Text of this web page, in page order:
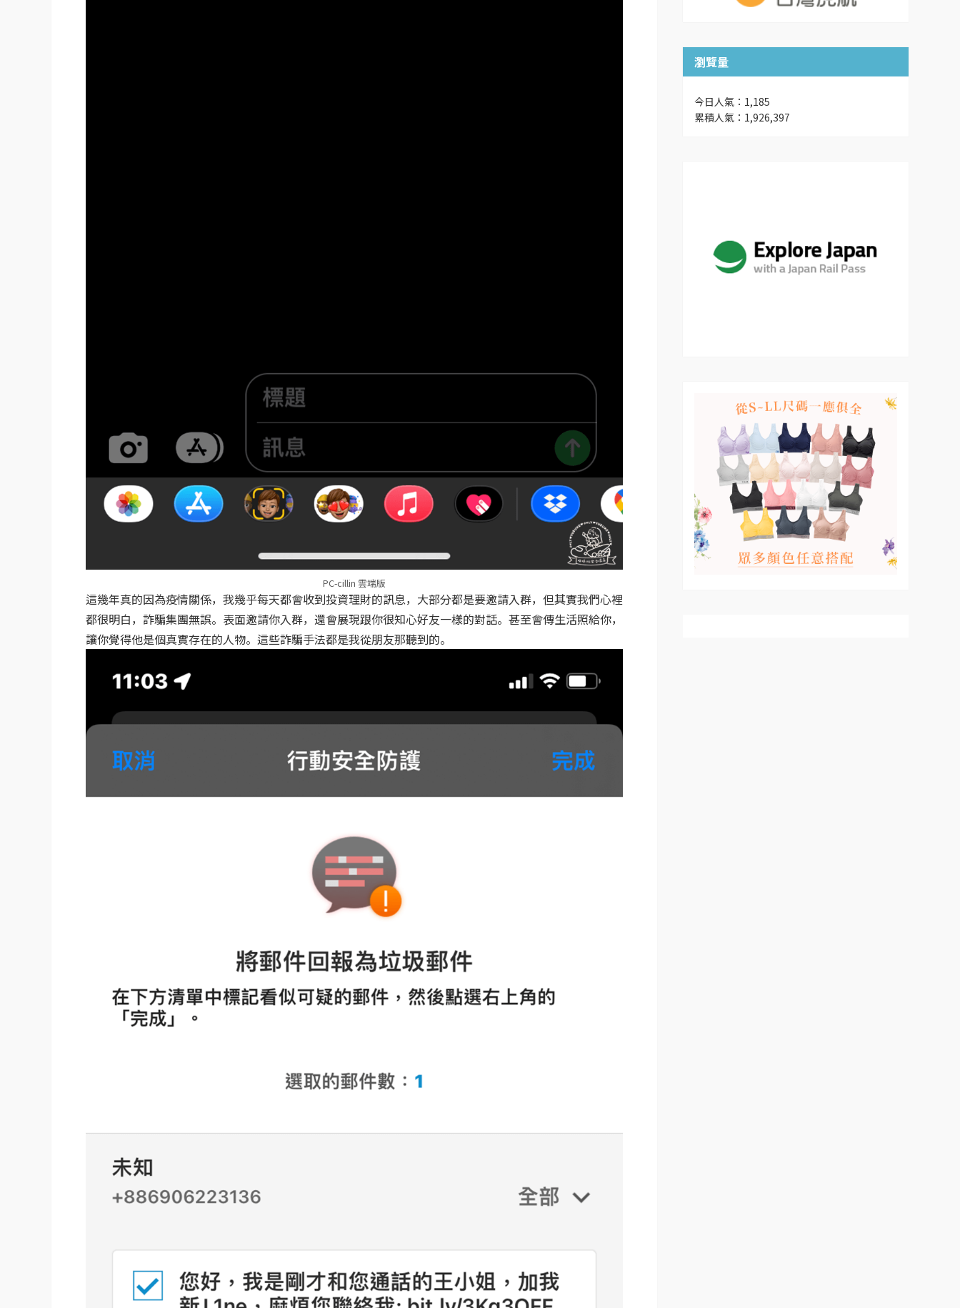
PC-cillin 雲端版
這幾年真的因為疫情關係，我幾乎每天都會收到投資理財的訊息，大部分都是要邀請入群，但其實我們心裡
都很明白，詐騙集團無誤。表面邀請你入群，還會展現跟你很知心好友一樣的對話。甚至會傳生活照給你，
讓你覺得他是個真實存在的人物。這些詐騙手法都是我從朋友那聽到的。
瀏覽量
今日人氣：1,185
累積人氣：1,926,397